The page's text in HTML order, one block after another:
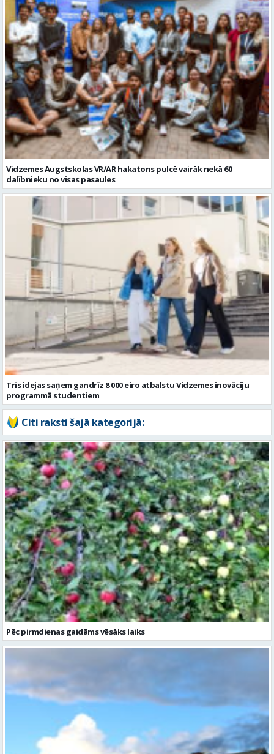
Vidzemes Augstskolas VR/AR hakatons pulcē vairāk nekā 60
dalībnieku no visas pasaules
Trīs idejas saņem gandrīz 8 000 eiro atbalstu Vidzemes inovāciju
programmā studentiem
Citi raksti šajā kategorijā:
Pēc pirmdienas gaidāms vēsāks laiks